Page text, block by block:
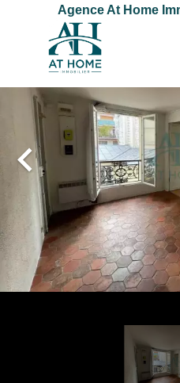
Agence At Home